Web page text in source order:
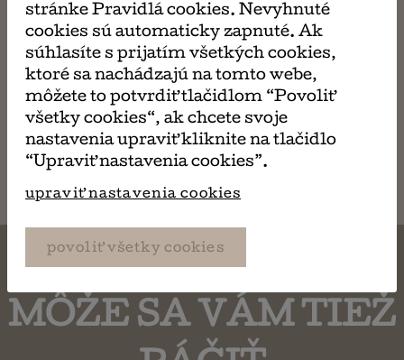
ponúkaných možností. Po uplynutí výpožičnej doby
je potrebné knihu vrátiť (osobne, alebo
prostredníctvom pošty, či zásielkovne).
napísať
email
MÔŽE SA VÁM TIEŽ
stránke Pravidlá cookies. Nevyhnuté
cookies sú automaticky zapnuté. Ak
súhlasíte s prijatím všetkých cookies,
ktoré sa nachádzajú na tomto webe,
môžete to potvrdiť tlačidlom “Povoliť
všetky cookies“, ak chcete svoje
nastavenia upraviť kliknite na tlačidlo
“Upraviť nastavenia cookies”.
upraviť nastavenia cookies
povoliť všetky cookies